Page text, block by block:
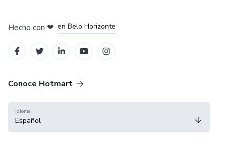
Hecho con ❤ en Belo Horizonte
Conoce Hotmart
Idioma
Español